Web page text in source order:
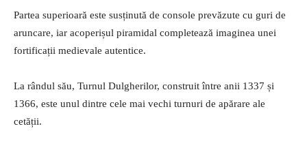
Partea superioară este susținută de console prevăzute cu guri de
aruncare, iar acoperișul piramidal completează imaginea unei
fortificații medievale autentice.
La rândul său, Turnul Dulgherilor, construit între anii 1337 și
1366, este unul dintre cele mai vechi turnuri de apărare ale
cetății.